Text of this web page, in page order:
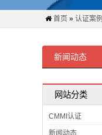
首页 » 认证案例
新闻动态
网站分类
CMMI认证
新闻动态
案